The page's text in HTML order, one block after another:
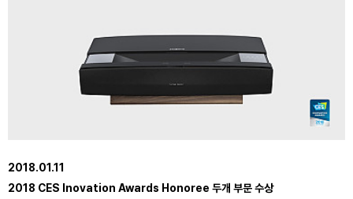
2018.01.11
2018 CES Inovation Awards Honoree 두개 부문 수상